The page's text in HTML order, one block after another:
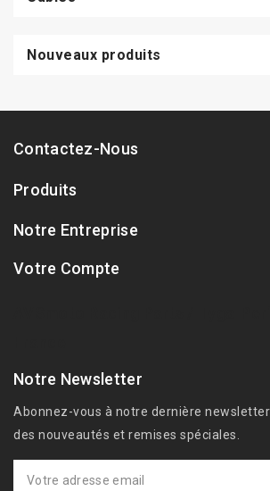
Nouveaux produits
Contactez-Nous
Produits
Notre Entreprise
Votre Compte
Notre Newsletter
Abonnez-vous à notre dernière
des nouveautés et remises spéciales.